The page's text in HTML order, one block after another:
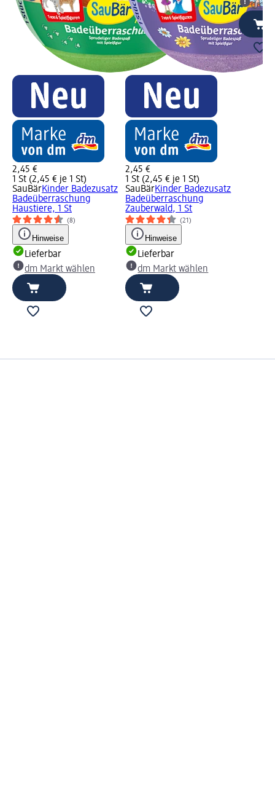
2,45 €
1 St (2,45 € je 1 St)
SauBärKinder Badezusatz
Badeüberraschung
Haustiere, 1 St
(8)
Hinweise
Lieferbar
dm Markt wählen
2,45 €
1 St (2,45 € je 1 St)
SauBärKinder Badezusatz
Badeüberraschung
Zauberwald, 1 St
(21)
Hinweise
Lieferbar
dm Markt wählen
dm